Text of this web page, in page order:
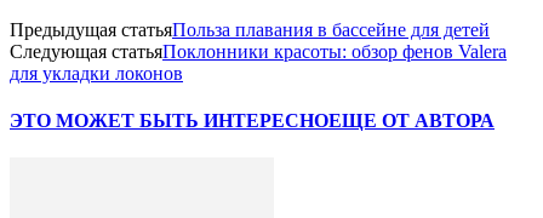
Предыдущая статьяПольза плавания в бассейне для детей
Следующая статьяПоклонники красоты: обзор фенов Valera
для укладки локонов
ЭТО МОЖЕТ БЫТЬ ИНТЕРЕСНОЕЩЕ ОТ АВТОРА